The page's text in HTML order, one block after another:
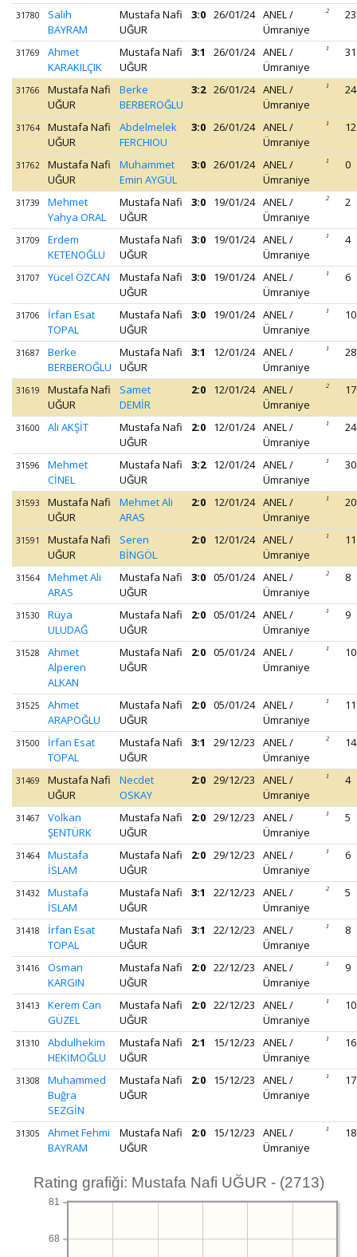
31780
Salih
BAYRAM
Mustafa Nafi
UĞUR
3:0 26/01/24 ANEL /
Ümraniye
2 23
31769
Ahmet
KARAKILÇIK
Mustafa Nafi
UĞUR
3:1 26/01/24 ANEL /
Ümraniye
1 31
31766
Mustafa Nafi
UĞUR
Berke
BERBEROĞLU
3:2 26/01/24 ANEL /
Ümraniye
1 24
31764
Mustafa Nafi
UĞUR
Abdelmelek
FERCHIOU
3:0 26/01/24 ANEL /
Ümraniye
1 12
31762
Mustafa Nafi
UĞUR
Muhammet
Emin AYGÜL
3:0 26/01/24 ANEL /
Ümraniye
1 0
31739
Mehmet
Yahya ORAL
Mustafa Nafi
UĞUR
3:0 19/01/24 ANEL /
Ümraniye
2 2
31709
Erdem
KETENOĞLU
Mustafa Nafi
UĞUR
3:0 19/01/24 ANEL /
Ümraniye
1 4
31707 Yücel ÖZCAN
Mustafa Nafi
UĞUR
3:0 19/01/24 ANEL /
Ümraniye
1 6
31706
İrfan Esat
TOPAL
Mustafa Nafi
UĞUR
3:0 19/01/24 ANEL /
Ümraniye
1 10
31687
Berke
BERBEROĞLU
Mustafa Nafi
UĞUR
3:1 12/01/24 ANEL /
Ümraniye
1 28
31619
Mustafa Nafi
UĞUR
Samet
DEMİR
2:0 12/01/24 ANEL /
Ümraniye
2 17
31600 Ali AKŞİT
Mustafa Nafi
UĞUR
2:0 12/01/24 ANEL /
Ümraniye
1 24
31596
Mehmet
CİNEL
Mustafa Nafi
UĞUR
3:2 12/01/24 ANEL /
Ümraniye
1 30
31593
Mustafa Nafi
UĞUR
Mehmet Ali
ARAS
2:0 12/01/24 ANEL /
Ümraniye
1 20
31591
Mustafa Nafi
UĞUR
Seren
BİNGÖL
2:0 12/01/24 ANEL /
Ümraniye
1 11
31564
Mehmet Ali
ARAS
Mustafa Nafi
UĞUR
3:0 05/01/24 ANEL /
Ümraniye
2 8
31530
Rüya
ULUDAĞ
Mustafa Nafi
UĞUR
2:0 05/01/24 ANEL /
Ümraniye
1 9
31528
Ahmet
Alperen
ALKAN
Mustafa Nafi
UĞUR
2:0 05/01/24 ANEL /
Ümraniye
1 10
31525
Ahmet
ARAPOĞLU
Mustafa Nafi
UĞUR
2:0 05/01/24 ANEL /
Ümraniye
1 11
31500
İrfan Esat
TOPAL
Mustafa Nafi
UĞUR
3:1 29/12/23
ANEL /
Ümraniye
2 14
31469
Mustafa Nafi
UĞUR
Necdet
OSKAY
2:0 29/12/23
ANEL /
Ümraniye
1 4
31467
Volkan
ŞENTÜRK
Mustafa Nafi
UĞUR
2:0 29/12/23
ANEL /
Ümraniye
1 5
31464
Mustafa
İSLAM
Mustafa Nafi
UĞUR
2:0 29/12/23
ANEL /
Ümraniye
1 6
31432
Mustafa
İSLAM
Mustafa Nafi
UĞUR
3:1 22/12/23
ANEL /
Ümraniye
2 5
31418
İrfan Esat
TOPAL
Mustafa Nafi
UĞUR
3:1 22/12/23
ANEL /
Ümraniye
1 8
31416
Osman
KARGIN
Mustafa Nafi
UĞUR
2:0 22/12/23
ANEL /
Ümraniye
1 9
31413
Kerem Can
GÜZEL
Mustafa Nafi
UĞUR
2:0 22/12/23
ANEL /
Ümraniye
1 10
31310
Abdulhekim
HEKİMOĞLU
Mustafa Nafi
UĞUR
2:1 15/12/23
ANEL /
Ümraniye
1 16
31308
Muhammed
Buğra
SEZGİN
Mustafa Nafi
UĞUR
2:0 15/12/23
ANEL /
Ümraniye
1 17
31305
Ahmet Fehmi
BAYRAM
Mustafa Nafi
UĞUR
2:0 15/12/23
ANEL /
Ümraniye
1 18
Rating grafiği: Mustafa Nafi UĞUR - (2713)
68
81